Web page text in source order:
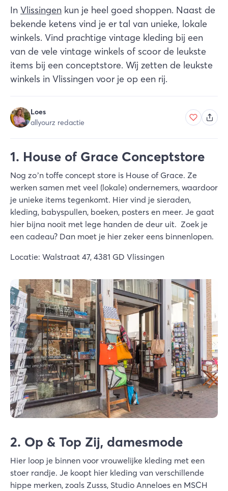
In Vlissingen kun je heel goed shoppen. Naast de
bekende ketens vind je er tal van unieke, lokale
winkels. Vind prachtige vintage kleding bij een
van de vele vintage winkels of scoor de leukste
items bij een conceptstore. Wij zetten de leukste
winkels in Vlissingen voor je op een rij.
Loes
allyourz redactie
1. House of Grace Conceptstore
Nog zo’n toffe concept store is House of Grace. Ze
werken samen met veel (lokale) ondernemers, waardoor
je unieke items tegenkomt. Hier vind je sieraden,
kleding, babyspullen, boeken, posters en meer. Je gaat
hier bijna nooit met lege handen de deur uit. Zoek je
een cadeau? Dan moet je hier zeker eens binnenlopen.
Locatie: Walstraat 47, 4381 GD Vlissingen
2. Op & Top Zij, damesmode
Hier loop je binnen voor vrouwelijke kleding met een
stoer randje. Je koopt hier kleding van verschillende
hippe merken, zoals Zusss, Studio Anneloes en MSCH